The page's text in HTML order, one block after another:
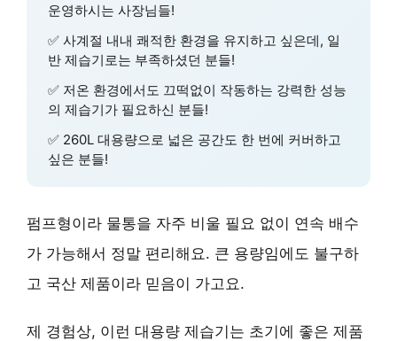
운영하시는 사장님들!
✅ 사계절 내내 쾌적한 환경을 유지하고 싶은데, 일
반 제습기로는 부족하셨던 분들!
✅ 저온 환경에서도 끄떡없이 작동하는 강력한 성능
의 제습기가 필요하신 분들!
✅ 260L 대용량으로 넓은 공간도 한 번에 커버하고
싶은 분들!
펌프형이라 물통을 자주 비울 필요 없이 연속 배수
가 가능해서 정말 편리해요. 큰 용량임에도 불구하
고 국산 제품이라 믿음이 가고요.
제 경험상, 이런 대용량 제습기는 초기에 좋은 제품